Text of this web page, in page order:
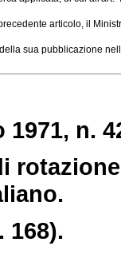
articolo, il
sua pubblicazione
1971, n.
168).